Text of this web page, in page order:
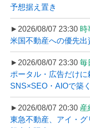
予想据え置き
►2026/08/07 23:30 時
米国不動産への優先
►2026/08/07 23:30 毎
ポータル・広告だけ
SNS×SEO・AIOで築
►2026/08/07 20:30 産
東急不動産、アイ・